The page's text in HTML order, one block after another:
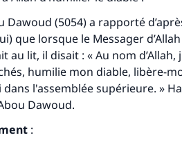
Dawoud (5054) a rapporté
que lorsque le Messager
au lit, il disait : « Au nom
humilie mon diable, libère-
dans l'assemblée supérieure. »
Dawoud.
: